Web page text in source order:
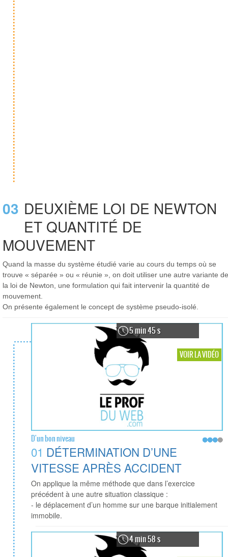
03 DEUXIÈME LOI DE NEWTON
ET QUANTITÉ DE
MOUVEMENT
Quand la masse du système étudié varie au cours du temps où se
trouve « séparée » ou « réunie », on doit utiliser une autre variante de
la loi de Newton, une formulation qui fait intervenir la quantité de
mouvement.
On présente également le concept de système pseudo-isolé.
5 min 45 s
VOIR LA VIDÉO
D'un bon niveau
01 DÉTERMINATION D’UNE
VITESSE APRÈS ACCIDENT
On applique la même méthode que dans l’exercice
précédent à une autre situation classique :
- le déplacement d’un homme sur une barque initialement
immobile.
4 min 58 s